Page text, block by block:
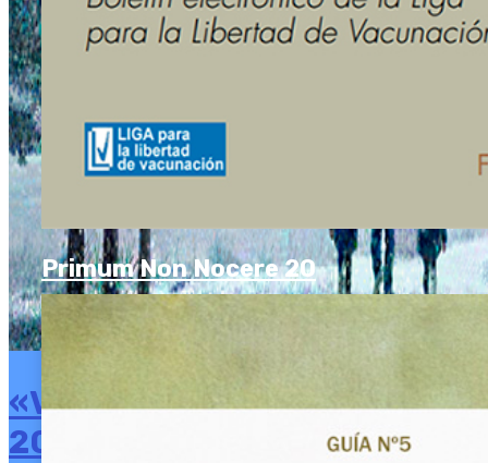
«Vacunarse es estimar
2025»
Primum Non Nocere 20